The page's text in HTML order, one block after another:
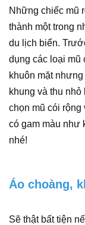
Những chiếc mũ
thành một trong
du lịch biển.
dụng các loại mũ
khuôn mặt
khung và thu
chọn mũ cói rộng
có gam màu như
nhé!
Áo choàng,
Sẽ thật bất tiện